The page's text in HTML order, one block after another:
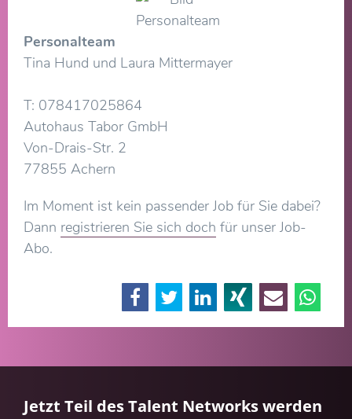
Personalteam
Tina Hund und Laura Mittermayer
T: 078417025864
Autohaus Tabor GmbH
Von-Drais-Str. 2
77855 Achern
Im Moment ist kein passender Job für Sie dabei?
Dann registrieren Sie sich doch für unser Job-
Abo.
Jetzt Teil des Talent Networks werden